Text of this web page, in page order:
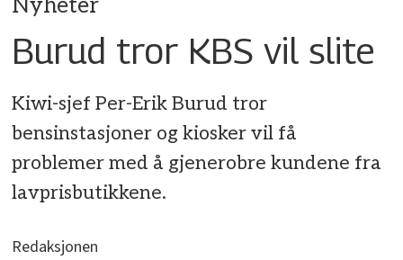
Nyheter
Burud tror KBS vil slite
Kiwi-sjef Per-Erik Burud tror
bensinstasjoner og kiosker vil få
problemer med å gjenerobre kundene fra
lavprisbutikkene.
Redaksjonen